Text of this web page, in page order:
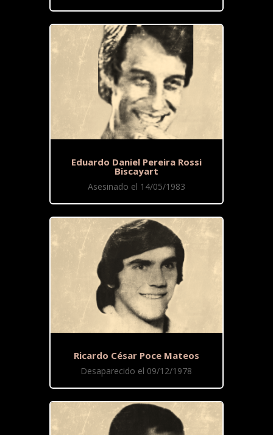
Eduardo Daniel Pereira Rossi
Biscayart
Asesinado el 14/05/1983
Ricardo César Poce Mateos
Desaparecido el 09/12/1978